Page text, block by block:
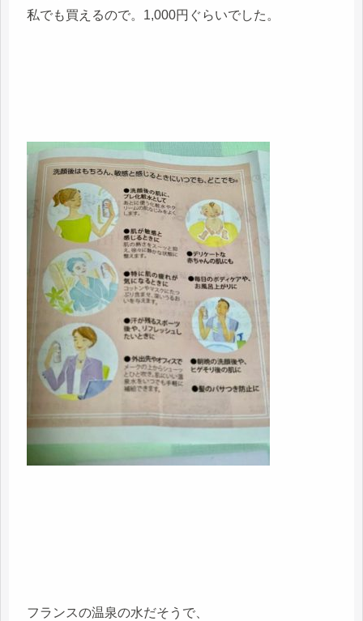
私でも買えるので。1,000円ぐらいでした。
フランスの温泉の水だそうで、